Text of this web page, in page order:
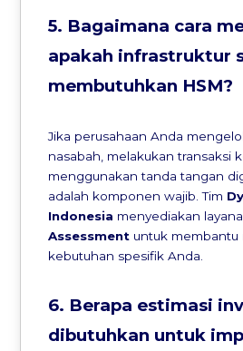
5. Bagaimana cara
apakah infrastruktur
membutuhkan HSM?
Jika perusahaan Anda
nasabah, melakukan transaksi
menggunakan tanda tangan
adalah komponen wajib. Tim
Indonesia menyediakan
Assessment untuk membantu
kebutuhan spesifik Anda.
6. Berapa estimasi
dibutuhkan untuk